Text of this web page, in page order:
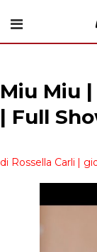
Miu Miu
| Full
di Rossella Carli |